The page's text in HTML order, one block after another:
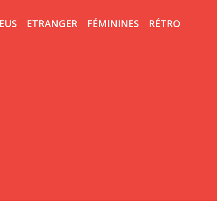
ETRANGER FÉMININES RÉTRO